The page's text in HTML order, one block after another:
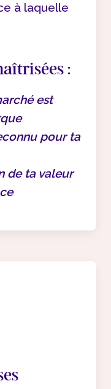
à laquelle
:
est
pour ta
de ta valeur